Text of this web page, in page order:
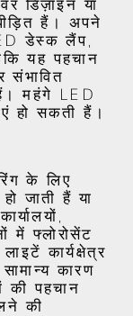
डिज़ाइन या
हैं। अपने
डेस्क लैंप,
यह पहचान
महंगे LED
हो सकती हैं।
के लिए
जाती हैं या
में फ्लोरोसेंट
कार्यक्षेत्र
कारण
की पहचान
की